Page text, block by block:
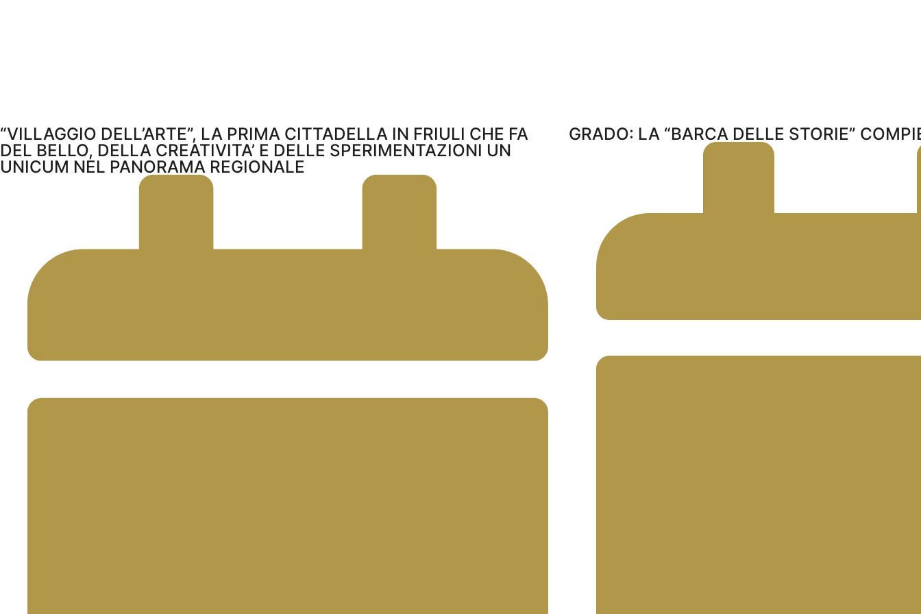
“VILLAGGIO DELL’ARTE”, LA PRIMA CITTADELLA IN FRIULI CHE FA
DEL BELLO, DELLA CREATIVITA’ E DELLE SPERIMENTAZIONI UN
UNICUM NEL PANORAMA REGIONALE
GRADO: LA “BARCA DELLE STORIE”